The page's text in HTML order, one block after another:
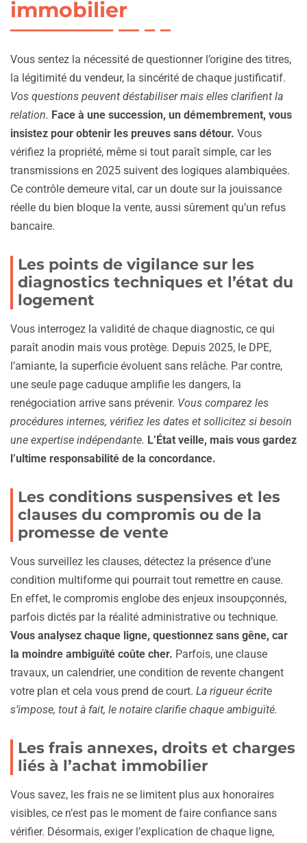
immobilier
Vous sentez la nécessité de questionner l’origine des titres,
la légitimité du vendeur, la sincérité de chaque justificatif.
Vos questions peuvent déstabiliser mais elles clarifient la
relation. Face à une succession, un démembrement, vous
insistez pour obtenir les preuves sans détour. Vous
vérifiez la propriété, même si tout paraît simple, car les
transmissions en 2025 suivent des logiques alambiquées.
Ce contrôle demeure vital, car un doute sur la jouissance
réelle du bien bloque la vente, aussi sûrement qu’un refus
bancaire.
Les points de vigilance sur les
diagnostics techniques et l’état du
logement
Vous interrogez la validité de chaque diagnostic, ce qui
paraît anodin mais vous protège. Depuis 2025, le DPE,
l’amiante, la superficie évoluent sans relâche. Par contre,
une seule page caduque amplifie les dangers, la
renégociation arrive sans prévenir. Vous comparez les
procédures internes, vérifiez les dates et sollicitez si besoin
une expertise indépendante. L’État veille, mais vous gardez
l’ultime responsabilité de la concordance.
Les conditions suspensives et les
clauses du compromis ou de la
promesse de vente
Vous surveillez les clauses, détectez la présence d’une
condition multiforme qui pourrait tout remettre en cause.
En effet, le compromis englobe des enjeux insoupçonnés,
parfois dictés par la réalité administrative ou technique.
Vous analysez chaque ligne, questionnez sans gêne, car
la moindre ambiguïté coûte cher. Parfois, une clause
travaux, un calendrier, une condition de revente changent
votre plan et cela vous prend de court. La rigueur écrite
s’impose, tout à fait, le notaire clarifie chaque ambiguïté.
Les frais annexes, droits et charges
liés à l’achat immobilier
Vous savez, les frais ne se limitent plus aux honoraires
visibles, ce n’est pas le moment de faire confiance sans
vérifier. Désormais, exiger l’explication de chaque ligne,